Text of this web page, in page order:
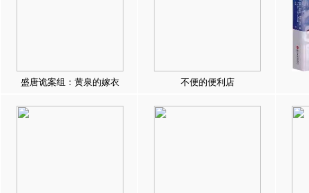
盛唐诡案组：黄泉的嫁衣 不便的便利店